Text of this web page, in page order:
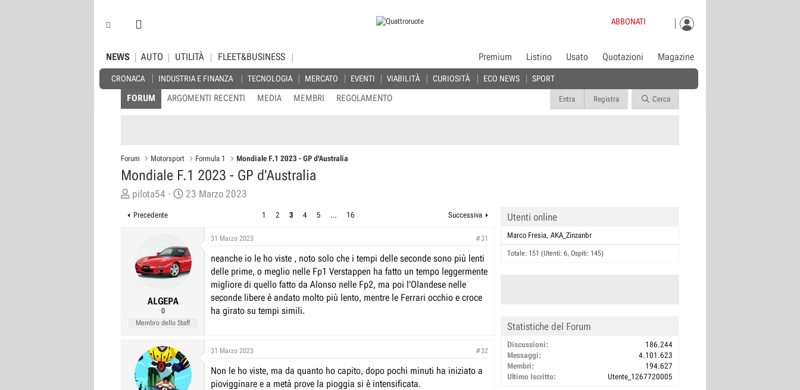
ABBONATI
NEWS
CRONACA INDUSTRIA E FINANZA TECNOLOGIA MERCATO EVENTI VIABILITÀ CURIOSITÀ ECO NEWS SPORT
AUTO UTILITÀ FLEET&BUSINESS Premium Listino Usato Quotazioni Magazine
FORUM ARGOMENTI RECENTI MEDIA MEMBRI REGOLAMENTO Entra Registra Cerca
Forum Motorsport Formula 1 Mondiale F.1 2023 - GP d'Australia
Mondiale F.1 2023 - GP d'Australia
C
o
u
s
pilota54
D
d
i
I
z
23 Marzo 2023
Precedente 1 2 3 4 5 … 16 Successiva
ALGEPA
0
Membro dello Staff
31 Marzo 2023 #31
neanche io le ho viste , noto solo che i tempi delle seconde sono più lenti
delle prime, o meglio nelle Fp1 Verstappen ha fatto un tempo leggermente
migliore di quello fatto da Alonso nelle Fp2, ma poi l'Olandese nelle
seconde libere è andato molto più lento, mentre le Ferrari occhio e croce
ha girato su tempi simili.
31 Marzo 2023 #32
Non le ho viste, ma da quanto ho capito, dopo pochi minuti ha iniziato a
piovigginare e a metà prove la pioggia si è intensificata.
Utenti online
Marco Fresia AKA_Zinzanbr
Totale: 151 (Utenti: 6, Ospiti: 145)
Statistiche del Forum
Discussioni
186.244
Messaggi
4.101.623
Membri
194.627
Ultimo Iscritto
Utente_1267720005